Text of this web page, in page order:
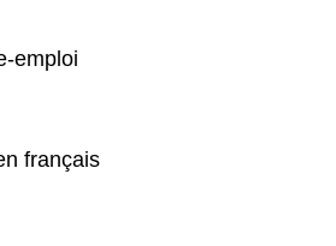
emploi
français